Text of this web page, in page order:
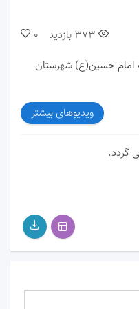
0 373 بازدید
امام حسین(ع) شهرستان
ویدیوهای بیشتر
گردد.